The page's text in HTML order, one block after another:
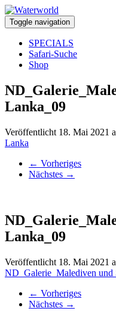
Toggle navigation
SPECIALS
Safari-Suche
Shop
Lanka_09
Veröffentlicht 18. Mai 2021
Lanka
← Vorheriges
Nächstes →
Lanka_09
Veröffentlicht 18. Mai 2021
ND_Galerie_Malediven und
← Vorheriges
Nächstes →